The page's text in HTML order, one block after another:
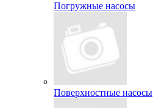
Погружные насосы
Поверхностные насосы